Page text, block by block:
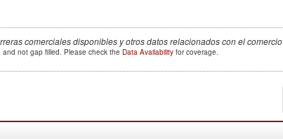
comerciales disponibles y otros datos relacionados con el comercio
not gap filled. Please check the Data Availability for coverage.